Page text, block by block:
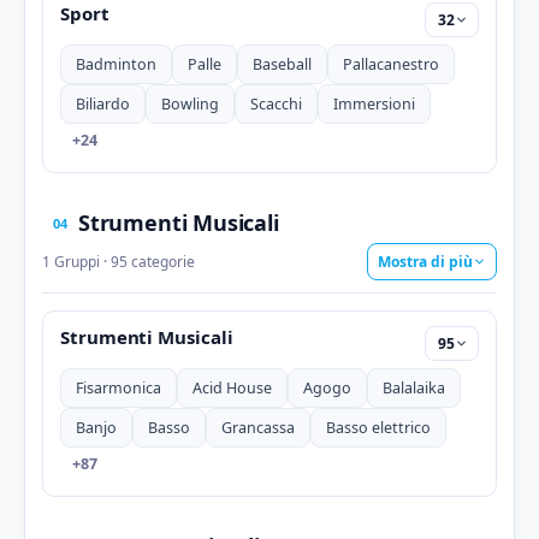
Sport
Badminton Palle Baseball
Pallacanestro
Biliardo
Bowling Scacchi
Immersioni
+24
32
04 Strumenti Musicali
1 Gruppi · 95 categorie Mostra di più
Strumenti Musicali
Fisarmonica Acid House Agogo
Balalaika
Banjo
Basso Grancassa
Basso elettrico
+87
95